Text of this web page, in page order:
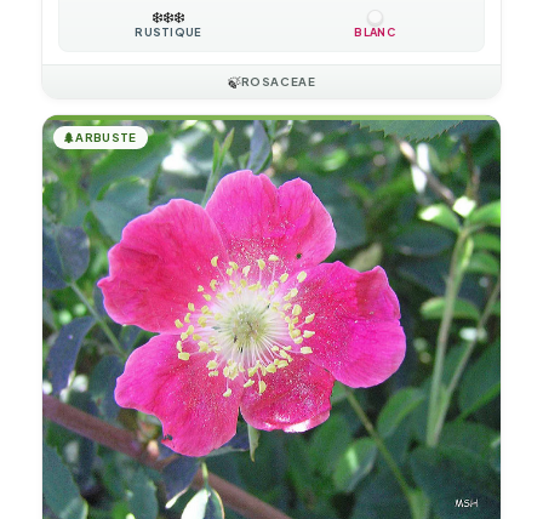
❄️❄️❄️
RUSTIQUE BLANC
🍃ROSACEAE
🌲ARBUSTE